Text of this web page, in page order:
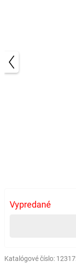
Vypredané
Katalógové číslo: